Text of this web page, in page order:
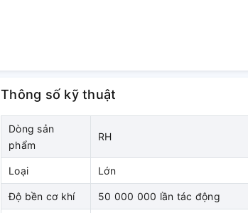
Thông số kỹ thuật
Dòng sản
phẩm
RH
Loại Lớn
Độ bền cơ khí 50 000 000 lần tác động